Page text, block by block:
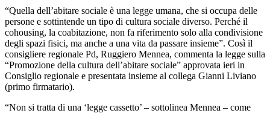
“Quella dell’abitare sociale è una legge umana, che si occupa delle
persone e sottintende un tipo di cultura sociale diverso. Perché il
cohousing, la coabitazione, non fa riferimento solo alla condivisione
degli spazi fisici, ma anche a una vita da passare insieme”. Così il
consigliere regionale Pd, Ruggiero Mennea, commenta la legge sulla
“Promozione della cultura dell’abitare sociale” approvata ieri in
Consiglio regionale e presentata insieme al collega Gianni Liviano
(primo firmatario).
“Non si tratta di una ‘legge cassetto’ – sottolinea Mennea – come